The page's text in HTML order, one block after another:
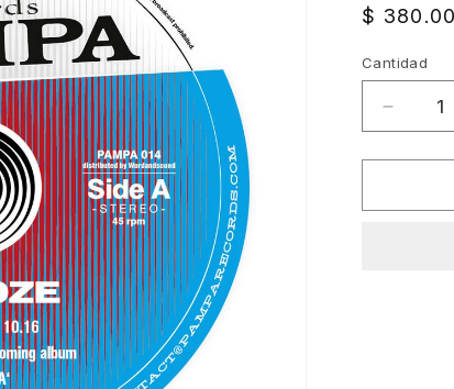
Precio
$
Cantidad
Cantidad
Reducir
para
Koze